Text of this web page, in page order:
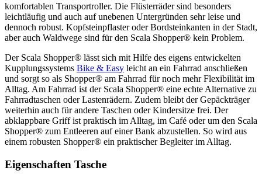
komfortablen Transportroller. Die Flüsterräder sind besonders
leichtläufig und auch auf unebenen Untergründen sehr leise und
dennoch robust. Kopfsteinpflaster oder Bordsteinkanten in der Stadt,
aber auch Waldwege sind für den Scala Shopper® kein Problem.
Der Scala Shopper® lässt sich mit Hilfe des eigens entwickelten
Kupplungssystems Bike & Easy leicht an ein Fahrrad anschließen
und sorgt so als Shopper® am Fahrrad für noch mehr Flexibilität im
Alltag. Am Fahrrad ist der Scala Shopper® eine echte Alternative zu
Fahrradtaschen oder Lastenrädern. Zudem bleibt der Gepäckträger
weiterhin auch für andere Taschen oder Kindersitze frei. Der
abklappbare Griff ist praktisch im Alltag, im Café oder um den Scala
Shopper® zum Entleeren auf einer Bank abzustellen. So wird aus
einem robusten Shopper® ein praktischer Begleiter im Alltag.
Eigenschaften Tasche